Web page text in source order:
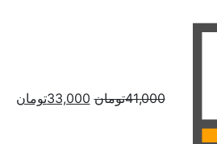
41,000تومان قیمت
33,000تومان